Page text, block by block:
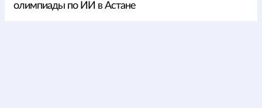
олимпиады по ИИ в Астане